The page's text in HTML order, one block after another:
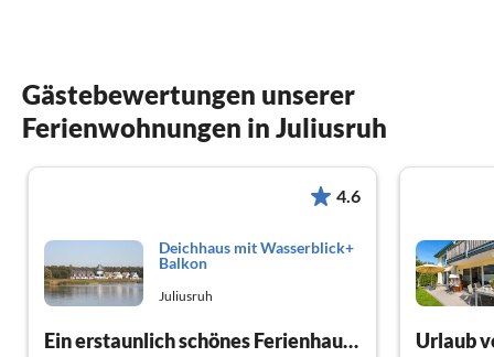
Gästebewertungen unserer
Ferienwohnungen in Juliusruh
4.6
Deichhaus mit Wasserblick+
Balkon
Juliusruh
Ein erstaunlich schönes Ferienhaus mit herrlichem Wasserblick absolut ruhig gelegen Urlaub